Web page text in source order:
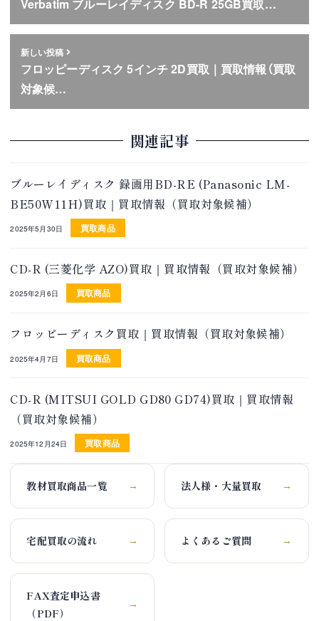
Verbatim ブルーレイディスク BD-R 25GB買取…
新しい投稿
フロッピーディスク 5インチ 2D買取｜買取情報（買取
対象候…
関連記事
ブルーレイディスク 録画用BD-RE (Panasonic LM-
BE50W11H)買取｜買取情報（買取対象候補）
2025年5月30日 買取商品
CD-R (三菱化学 AZO)買取｜買取情報（買取対象候補）
2025年2月6日 買取商品
フロッピーディスク買取｜買取情報（買取対象候補）
2025年4月7日 買取商品
CD-R (MITSUI GOLD GD80 GD74)買取｜買取情報
（買取対象候補）
2025年12月24日 買取商品
教材買取商品一覧 → 法人様・大量買取 →
宅配買取の流れ → よくあるご質問 →
FAX査定申込書
（PDF）
→